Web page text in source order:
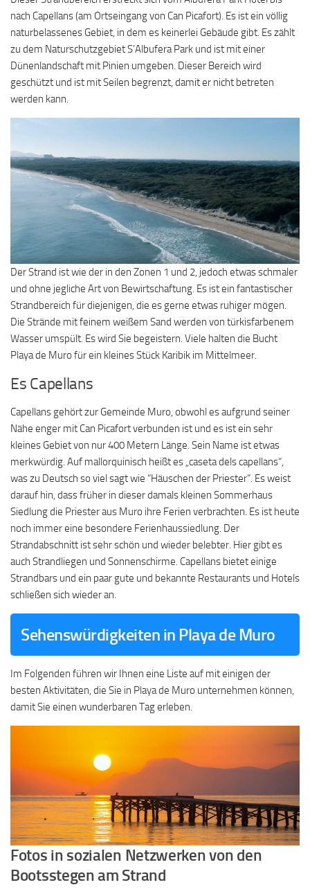
nach Capellans (am Ortseingang von Can Picafort). Es ist ein völlig
naturbelassenes Gebiet, in dem es keinerlei Gebäude gibt. Es zählt
zu dem Naturschutzgebiet S’Albufera Park und ist mit einer
Dünenlandschaft mit Pinien umgeben. Dieser Bereich wird
geschützt und ist mit Seilen begrenzt, damit er nicht betreten
werden kann.
Der Strand ist wie der in den Zonen 1 und 2, jedoch etwas schmaler
und ohne jegliche Art von Bewirtschaftung. Es ist ein fantastischer
Strandbereich für diejenigen, die es gerne etwas ruhiger mögen.
Die Strände mit feinem weißem Sand werden von türkisfarbenem
Wasser umspült. Es wird Sie begeistern. Viele halten die Bucht
Playa de Muro für ein kleines Stück Karibik im Mittelmeer.
Es Capellans
Capellans gehört zur Gemeinde Muro, obwohl es aufgrund seiner
Nähe enger mit Can Picafort verbunden ist und es ist ein sehr
kleines Gebiet von nur 400 Metern Länge. Sein Name ist etwas
merkwürdig. Auf mallorquinisch heißt es „caseta dels capellans“,
was zu Deutsch so viel sagt wie “Häuschen der Priester“. Es weist
darauf hin, dass früher in dieser damals kleinen Sommerhaus
Siedlung die Priester aus Muro ihre Ferien verbrachten. Es ist heute
noch immer eine besondere Ferienhaussiedlung. Der
Strandabschnitt ist sehr schön und wieder belebter. Hier gibt es
auch Strandliegen und Sonnenschirme. Capellans bietet einige
Strandbars und ein paar gute und bekannte Restaurants und Hotels
schließen sich wieder an.
Sehenswürdigkeiten in Playa de Muro
Im Folgenden führen wir Ihnen eine Liste auf mit einigen der
besten Aktivitäten, die Sie in Playa de Muro unternehmen können,
damit Sie einen wunderbaren Tag erleben.
Fotos in sozialen Netzwerken von den
Bootsstegen am Strand